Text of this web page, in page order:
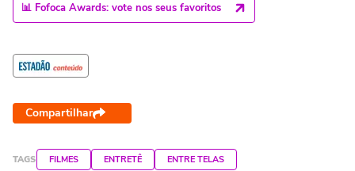
📊 Fofoca Awards: vote nos seus favoritos
Compartilhar
TAGS FILMES ENTRETÊ ENTRE TELAS